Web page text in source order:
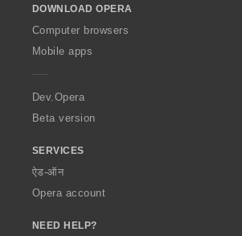
w
O
p
a
DOWNLOAD OPERA
Computer browsers
Mobile apps
Dev.Opera
Beta version
SERVICES
ऐड-ऑन
Opera account
NEED HELP?